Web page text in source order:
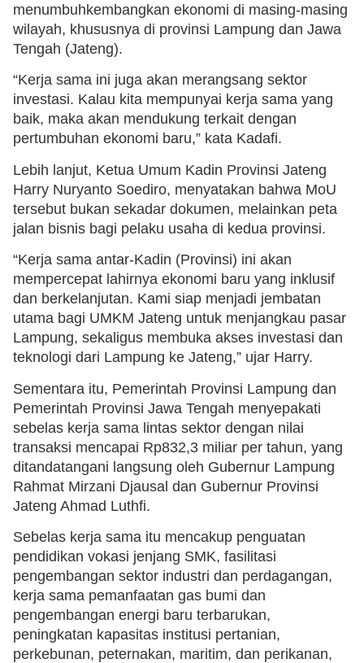
menumbuhkembangkan ekonomi di masing-masing
wilayah, khususnya di provinsi Lampung dan Jawa
Tengah (Jateng).
“Kerja sama ini juga akan merangsang sektor
investasi. Kalau kita mempunyai kerja sama yang
baik, maka akan mendukung terkait dengan
pertumbuhan ekonomi baru,” kata Kadafi.
Lebih lanjut, Ketua Umum Kadin Provinsi Jateng
Harry Nuryanto Soediro, menyatakan bahwa MoU
tersebut bukan sekadar dokumen, melainkan peta
jalan bisnis bagi pelaku usaha di kedua provinsi.
“Kerja sama antar-Kadin (Provinsi) ini akan
mempercepat lahirnya ekonomi baru yang inklusif
dan berkelanjutan. Kami siap menjadi jembatan
utama bagi UMKM Jateng untuk menjangkau pasar
Lampung, sekaligus membuka akses investasi dan
teknologi dari Lampung ke Jateng,” ujar Harry.
Sementara itu, Pemerintah Provinsi Lampung dan
Pemerintah Provinsi Jawa Tengah menyepakati
sebelas kerja sama lintas sektor dengan nilai
transaksi mencapai Rp832,3 miliar per tahun, yang
ditandatangani langsung oleh Gubernur Lampung
Rahmat Mirzani Djausal dan Gubernur Provinsi
Jateng Ahmad Luthfi.
Sebelas kerja sama itu mencakup penguatan
pendidikan vokasi jenjang SMK, fasilitasi
pengembangan sektor industri dan perdagangan,
kerja sama pemanfaatan gas bumi dan
pengembangan energi baru terbarukan,
peningkatan kapasitas institusi pertanian,
perkebunan, peternakan, maritim, dan perikanan,